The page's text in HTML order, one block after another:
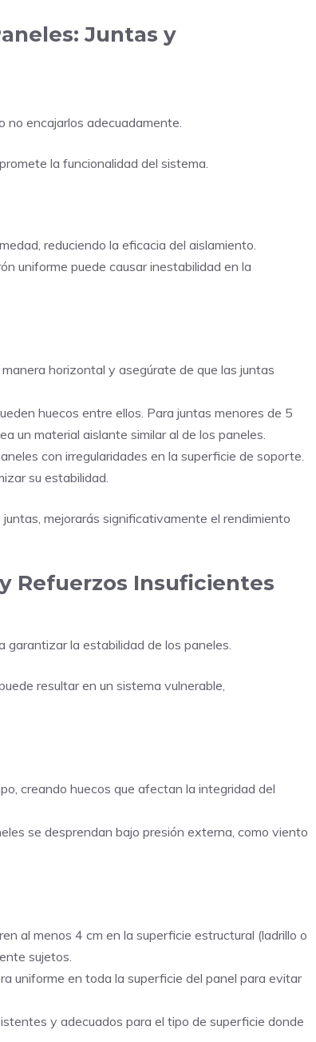
Juntas y
encajarlos adecuadamente.
la funcionalidad del sistema.
reduciendo la eficacia del aislamiento.
uniforme puede causar inestabilidad en la
horizontal y asegúrate de que las juntas
huecos entre ellos. Para juntas menores de 5
un material aislante similar al de los paneles.
con irregularidades en la superficie de soporte.
su estabilidad.
mejorarás significativamente el rendimiento
Refuerzos Insuficientes
la estabilidad de los paneles.
resultar en un sistema vulnerable,
creando huecos que afectan la integridad del
se desprendan bajo presión externa, como viento
al menos 4 cm en la superficie estructural (ladrillo o
sujetos.
uniforme en toda la superficie del panel para evitar
y adecuados para el tipo de superficie donde